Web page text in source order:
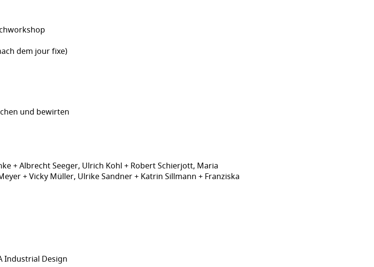
dem jour fixe)
und bewirten
+ Albrecht Seeger, Ulrich Kohl + Robert Schierjott, Maria
+ Vicky Müller, Ulrike Sandner + Katrin Sillmann + Franziska
Industrial Design